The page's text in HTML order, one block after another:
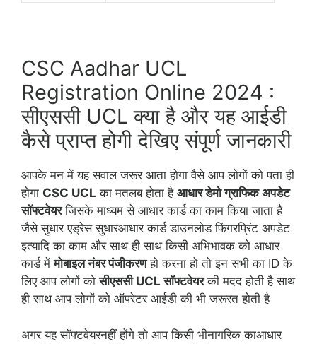
CSC Aadhar UCL
Registration Online 2024 :
सीएससी UCL क्या है और यह आईडी
कैसे प्राप्त होगी देखिए संपूर्ण जानकारी
आपके मन में यह सवाल जरूर आता होगा वैसे आप लोगों को पता ही
होगा CSC UCL का मतलब होता है आधार डेमो ग्राफिक अपडेट
सॉफ्टवेयरजिसके माध्यम से आधार कार्ड का काम किया जाता है
जैसे सुधार एड्रेस सुधारआधार कार्ड डाउनलोड फिंगरप्रिंट अपडेट
इत्यादि का काम और साथ ही साथ किसी अभिभावक को आधार
कार्ड मेंमोबाइल नंबर पंजीकरणहो करना हो तो इन सभी का ID के
लिए आप लोगों कोसीएससी UCL सॉफ्टवेयरकी मदद होती है साथ
ही साथ आप लोगों को ऑपरेटर आईडी की भी जरूरत होती है
अगर यह सॉफ्टवेयरनहीं होंगे तो आप किसी भीनागरिक काआधार